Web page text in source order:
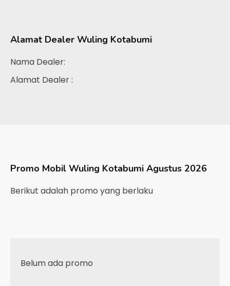
Alamat Dealer Wuling Kotabumi
Nama Dealer:
Alamat Dealer :
Promo Mobil Wuling Kotabumi Agustus 2026
Berikut adalah promo yang berlaku
Belum ada promo